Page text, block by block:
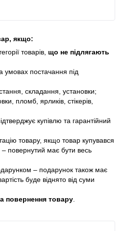
якщо:
товарів, що не підлягають
умовах постачання під
складання, установки;
пломб, ярликів, стікерів,
купівлю та гарантійний
товару, якщо товар купувався
– повернутий має бути весь
– подарунок також має
буде віднято від суми
повернення товару